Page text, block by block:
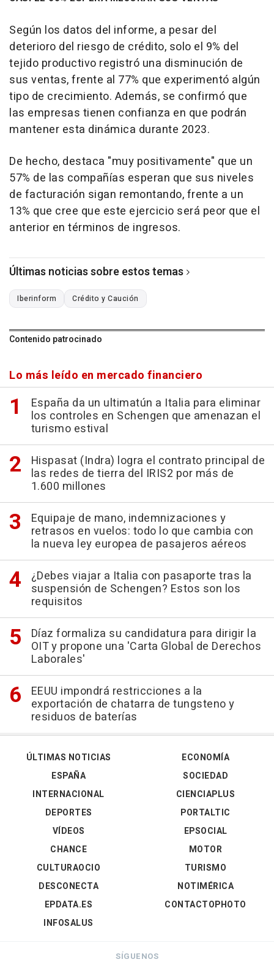
Según los datos del informe, a pesar del
deterioro del riesgo de crédito, solo el 9% del
tejido productivo registró una disminución de
sus ventas, frente al 77% que experimentó algún
tipo de crecimiento. Además, se confirmó que
las empresas tienen confianza en que podrán
mantener esta dinámica durante 2023.
De hecho, destaca "muy positivamente" que un
57% de las compañías esperan que sus niveles
de facturación sigan remontando, frente a un
13% que cree que este ejercicio será peor que el
anterior en términos de ingresos.
Últimas noticias sobre estos temas
Iberinform Crédito y Caución
Contenido patrocinado
Lo más leído en mercado financiero
España da un ultimatún a Italia para eliminar
los controles en Schengen que amenazan el
turismo estival
Hispasat (Indra) logra el contrato principal de
las redes de tierra del IRIS2 por más de
1.600 millones
Equipaje de mano, indemnizaciones y
retrasos en vuelos: todo lo que cambia con
la nueva ley europea de pasajeros aéreos
¿Debes viajar a Italia con pasaporte tras la
suspensión de Schengen? Estos son los
requisitos
Díaz formaliza su candidatura para dirigir la
OIT y propone una 'Carta Global de Derechos
Laborales'
EEUU impondrá restricciones a la
exportación de chatarra de tungsteno y
residuos de baterías
ÚLTIMAS NOTICIAS
ESPAÑA
INTERNACIONAL
DEPORTES
VÍDEOS
ECONOMÍA
SOCIEDAD
CIENCIAPLUS
PORTALTIC
EPSOCIAL
CHANCE
CULTURAOCIO
DESCONECTA
EPDATA.ES
INFOSALUS
MOTOR
TURISMO
NOTIMÉRICA
CONTACTOPHOTO
SÍGUENOS